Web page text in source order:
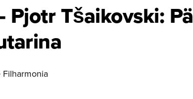
Pjotr Tšaikovski: